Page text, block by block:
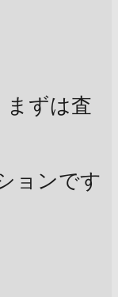
まずは査
ョンです